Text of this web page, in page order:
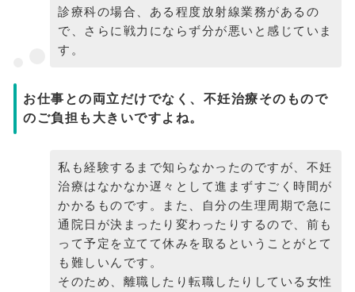
診療科の場合、ある程度放射線業務があるの
で、さらに戦力にならず分が悪いと感じていま
す。
お仕事との両立だけでなく、不妊治療そのもので
のご負担も大きいですよね。
私も経験するまで知らなかったのですが、不妊
治療はなかなか遅々として進まずすごく時間が
かかるものです。また、自分の生理周期で急に
通院日が決まったり変わったりするので、前も
って予定を立てて休みを取るということがとて
も難しいんです。
そのため、離職したり転職したりしている女性